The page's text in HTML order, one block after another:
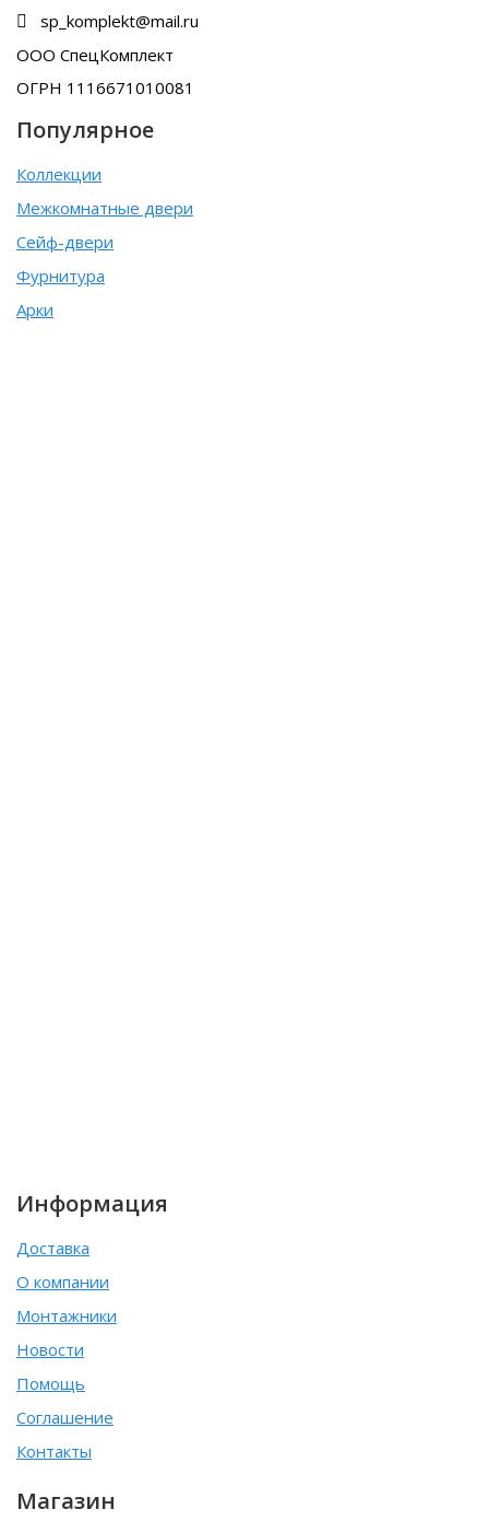
sp_komplekt@mail.ru
ООО СпецКомплект
ОГРН 1116671010081
Популярное
Коллекции
Межкомнатные двери
Сейф-двери
Фурнитура
Арки
Информация
Доставка
О компании
Монтажники
Новости
Помощь
Соглашение
Контакты
Магазин